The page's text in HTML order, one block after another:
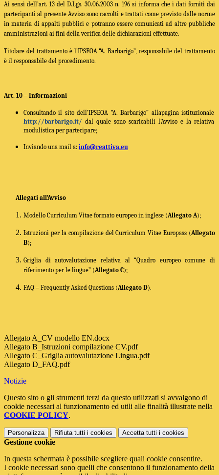
Ai sensi dell’art. 13 del D.Lgs. 30.06.2003 n. 196 si informa che i dati forniti dai
partecipanti al presente Avviso sono raccolti e trattati come previsto dalle norme
in materia di appalti pubblici e potranno essere comunicati ad altre pubbliche
amministrazioni ai fini della verifica delle dichiarazioni effettuate.
Titolare del trattamento è l’IPSEOA “A. Barbarigo”, responsabile del trattamento
è il responsabile del procedimento.
Art. 10 – Informazioni
Consultando il sito dell’IPSEOA “A. Barbarigo” allapagina istituzionale
http://barbarigo.it/dal quale sono scaricabili l’Avviso e la relativa
modulistica per partecipare;
Inviando una mail a: info@reattiva.eu
Allegati all’Avviso
Modello Curriculum Vitae formato europeo in inglese (Allegato A);
Istruzioni per la compilazione del Curriculum Vitae Europass (Allegato
B);
Griglia di autovalutazione relativa al “Quadro europeo comune di
riferimento per le lingue” (Allegato C);
FAQ – Frequently Asked Questions (Allegato D).
Allegato A_CV modello EN.docx
Allegato B_Istruzioni compilazione CV.pdf
Allegato C_Griglia autovalutazione Lingua.pdf
Allegato D_FAQ.pdf
Notizie
Questo sito o gli strumenti terzi da questo utilizzati si avvalgono di
cookie necessari al funzionamento ed utili alle finalità illustrate nella
COOKIE POLICY.
Personalizza Rifiuta tutti i cookies Accetta tutti i cookies
Gestione cookie
In questa schermata è possibile scegliere quali cookie consentire.
I cookie necessari sono quelli che consentono il funzionamento della